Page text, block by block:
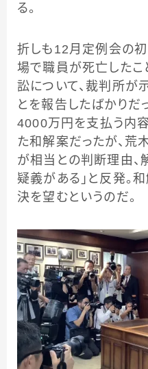
る。
折しも12月定例会の
場で職員が死亡したこ
訟について、裁判所が
とを報告したばかりだ
4000万円を支払う内
た和解案だったが、荒
が相当との判断理由、
疑義がある」と反発。
決を望むというのだ。